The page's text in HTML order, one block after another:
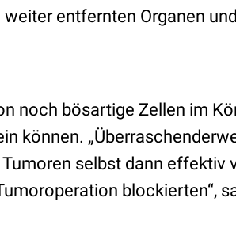
entfernten Organen
noch bösartige Zellen im
können.
selbst dann effektiv
blockierten“,